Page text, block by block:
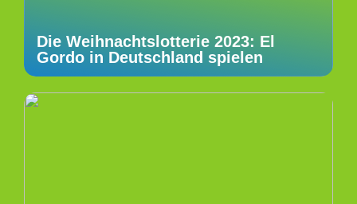
Die Weihnachtslotterie 2023: El
Gordo in Deutschland spielen